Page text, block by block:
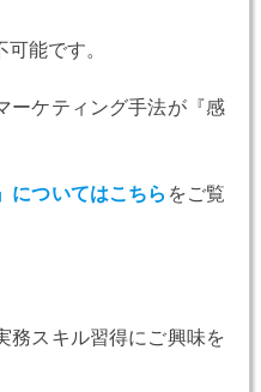
能です。
ーケティング手法が『感
です。
についてはこちら をご覧
務スキル習得にご興味を